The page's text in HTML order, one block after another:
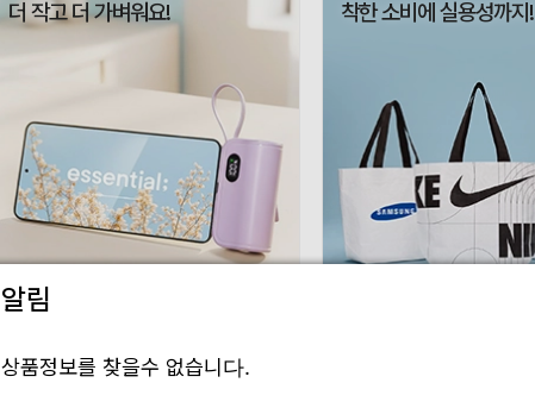
더 작고 더 가벼워요! 착한 소비에 실용성까지!
알림
상품정보를 찾을수 없습니다.